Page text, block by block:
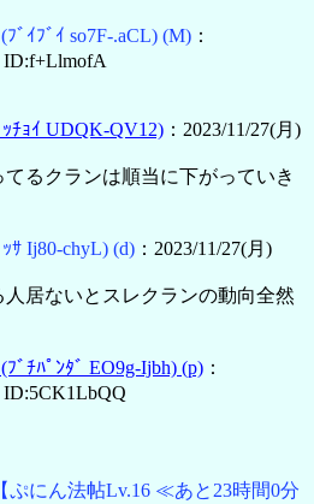
(ﾌﾞｲﾌﾞｲ so7F-.aCL) (M) ：
ID:f+LlmofA
ｯﾁｮｲ UDQK-QV12) ：2023/11/27(月)
るクランは順当に下がっていき
ｻ Ij80-chyL) (d) ：2023/11/27(月)
居ないとスレクランの動向全然
(ﾌﾞﾁﾊﾟﾝﾀﾞ EO9g-Ijbh) (p) ：
ID:5CK1LbQQ
【ぷにん法帖Lv.16 ≪あと23時間0分